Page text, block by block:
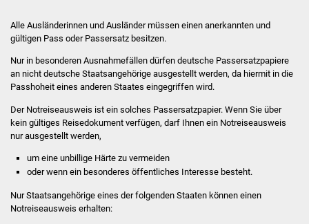
Stellenangebote
Kontakt
Veröffentlichungen
FNP / Bebauungspläne
Alle Ausländerinnen und Ausländer müssen einen anerkannten und
gültigen Pass oder Passersatz besitzen.
Nur in besonderen Ausnahmefällen dürfen deutsche Passersatzpapiere
an nicht deutsche Staatsangehörige ausgestellt werden, da hiermit in die
Passhoheit eines anderen Staates eingegriffen wird.
Der Notreiseausweis ist ein solches Passersatzpapier. Wenn Sie über
kein gültiges Reisedokument verfügen, darf Ihnen ein Notreiseausweis
nur ausgestellt werden,
um eine unbillige Härte zu vermeiden
oder wenn ein besonderes öffentliches Interesse besteht.
Nur Staatsangehörige eines der folgenden Staaten können einen
Notreiseausweis erhalten: